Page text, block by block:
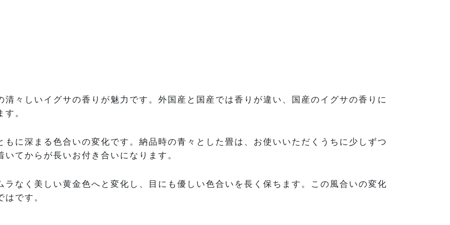
々しいイグサの香りが魅力です。外国産と国産では香りが違い、国産のイグサの香りに
。
に深まる色合いの変化です。納品時の青々とした畳は、お使いいただくうちに少しずつ
てからが長いお付き合いになります。
なく美しい黄金色へと変化し、目にも優しい色合いを長く保ちます。この風合いの変化
です。